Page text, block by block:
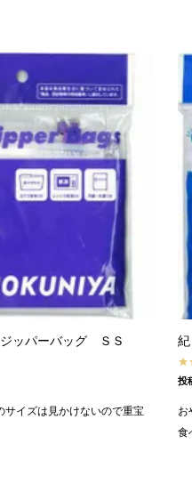
ッパーバッグ ＳＳ
サイズは見かけないので重宝
投
お
食